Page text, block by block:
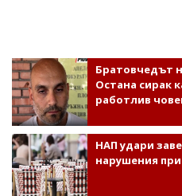
Братовчедът
Остана сирак
работлив
НАП удари
нарушения при